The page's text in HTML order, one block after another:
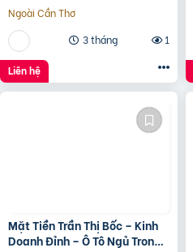
Ngoài Cần Thơ
3 tháng
1
Liên hệ
Mặt Tiền Trần Thị Bốc – Kinh
Doanh Đỉnh – Ô Tô Ngủ Trong